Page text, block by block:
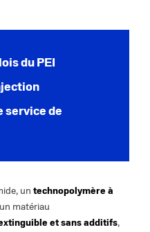
du PEI
service de
un technopolymère à
matériau
et sans additifs,